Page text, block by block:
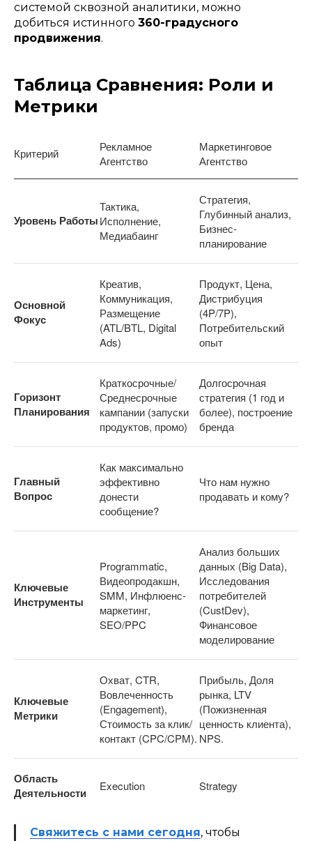
системой сквозной аналитики, можно
добиться истинного 360-градусного
продвижения.
Таблица Сравнения: Роли и
Метрики
Критерий
Рекламное
Агентство
Маркетинговое
Агентство
Уровень Работы
Тактика,
Исполнение,
Медиабаинг
Стратегия,
Глубинный анализ,
Бизнес-
планирование
Основной
Фокус
Креатив,
Коммуникация,
Размещение
(ATL/BTL, Digital
Ads)
Продукт, Цена,
Дистрибуция
(4P/7P),
Потребительский
опыт
Горизонт
Планирования
Краткосрочные/
Среднесрочные
кампании (запуски
продуктов, промо)
Долгосрочная
стратегия (1 год и
более), построение
бренда
Главный
Вопрос
Как максимально
эффективно
донести
сообщение?
Что нам нужно
продавать и кому?
Ключевые
Инструменты
Programmatic,
Видеопродакшн,
SMM, Инфлюенс-
маркетинг,
SEO/PPC
Анализ больших
данных (Big Data),
Исследования
потребителей
(CustDev),
Финансовое
моделирование
Ключевые
Метрики
Охват, CTR,
Вовлеченность
(Engagement),
Стоимость за клик/
контакт (CPC/CPM).
Прибыль, Доля
рынка, LTV
(Пожизненная
ценность клиента),
NPS.
Область
Деятельности
Execution Strategy
Свяжитесь с нами сегодня, чтобы